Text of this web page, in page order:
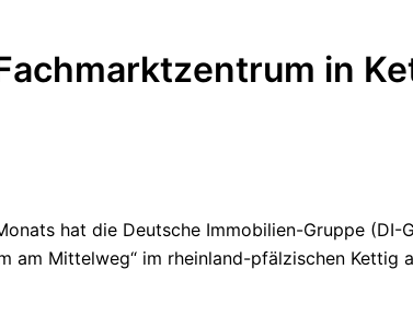
in
hat die Deutsche Immobilien-Gruppe (DI-
am Mittelweg“ im rheinland-pfälzischen Kettig